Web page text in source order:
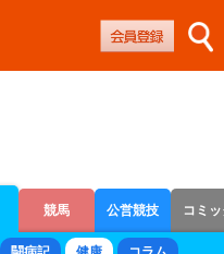
競馬 公営競技 コミ